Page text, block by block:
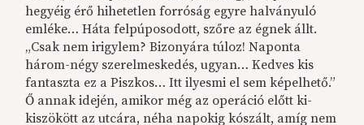
hegyéig érő hihetetlen forróság egyre halványuló
emléke… Háta felpúposodott, szőre az égnek állt.
„Csak nem irigylem? Bizonyára túloz! Naponta
három-négy szerelmeskedés, ugyan… Kedves kis
fantaszta ez a Piszkos… Itt ilyesmi el sem képelhető.”
Ő annak idején, amikor még az operáció előtt ki-
kiszökött az utcára, néha napokig kószált, amíg nem